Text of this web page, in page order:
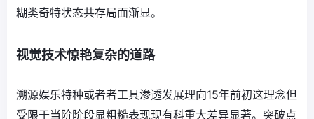
糊类奇特状态共存局面渐显。
视觉技术惊艳复杂的道路
溯源娱乐特种或者者工具渗透发展理向15年前初这理念但
受限于当阶阶段显粗糙表现现有科重大差异显著。突破点